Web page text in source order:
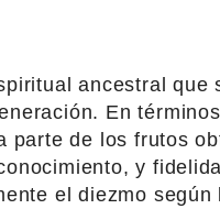
ancestral que
En
parte de los frutos
y
el diezmo